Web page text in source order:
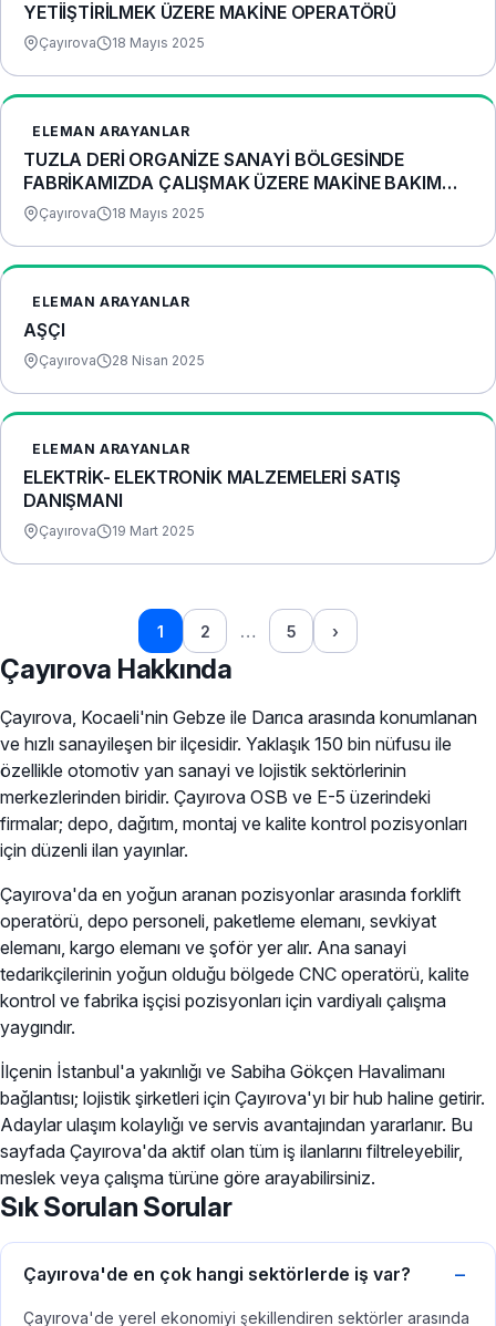
YETİİŞTİRİLMEK ÜZERE MAKİ̇NE OPERATÖRÜ
Çayırova 18 Mayıs 2025
ELEMAN ARAYANLAR
TUZLA DERİ ORGANİZE SANAYİ BÖLGESİNDE
FABRİKAMIZDA ÇALIŞMAK ÜZERE MAKİNE BAKIM
ONARIM PERSONELLERİ ARANIYOR
Çayırova 18 Mayıs 2025
ELEMAN ARAYANLAR
AŞÇI
Çayırova 28 Nisan 2025
ELEMAN ARAYANLAR
ELEKTRİK- ELEKTRONİK MALZEMELERİ SATIŞ
DANIŞMANI
Çayırova 19 Mart 2025
1 2 … 5 ›
Çayırova Hakkında
Çayırova, Kocaeli'nin Gebze ile Darıca arasında konumlanan
ve hızlı sanayileşen bir ilçesidir. Yaklaşık 150 bin nüfusu ile
özellikle otomotiv yan sanayi ve lojistik sektörlerinin
merkezlerinden biridir. Çayırova OSB ve E-5 üzerindeki
firmalar; depo, dağıtım, montaj ve kalite kontrol pozisyonları
için düzenli ilan yayınlar.
Çayırova'da en yoğun aranan pozisyonlar arasında forklift
operatörü, depo personeli, paketleme elemanı, sevkiyat
elemanı, kargo elemanı ve şoför yer alır. Ana sanayi
tedarikçilerinin yoğun olduğu bölgede CNC operatörü, kalite
kontrol ve fabrika işçisi pozisyonları için vardiyalı çalışma
yaygındır.
İlçenin İstanbul'a yakınlığı ve Sabiha Gökçen Havalimanı
bağlantısı; lojistik şirketleri için Çayırova'yı bir hub haline getirir.
Adaylar ulaşım kolaylığı ve servis avantajından yararlanır. Bu
sayfada Çayırova'da aktif olan tüm iş ilanlarını filtreleyebilir,
meslek veya çalışma türüne göre arayabilirsiniz.
Sık Sorulan Sorular
Çayırova'de en çok hangi sektörlerde iş var?
Çayırova'de yerel ekonomiyi şekillendiren sektörler arasında